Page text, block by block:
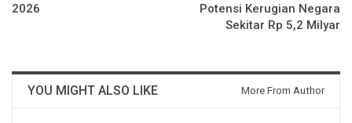
2026
Potensi Kerugian Negara
Sekitar Rp 5,2 Milyar
YOU MIGHT ALSO LIKE More From Author